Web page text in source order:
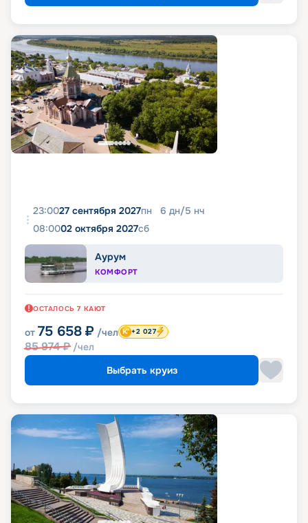
23:0027 сентября 2027пн 6 дн/5 нч
08:0002 октября 2027сб
Аурум
КОМФОРТ
ОСТАЛОСЬ 7 КАЮТ
от 75 658 ₽ /чел
85 974₽ /чел
+2 027
Выбрать круиз